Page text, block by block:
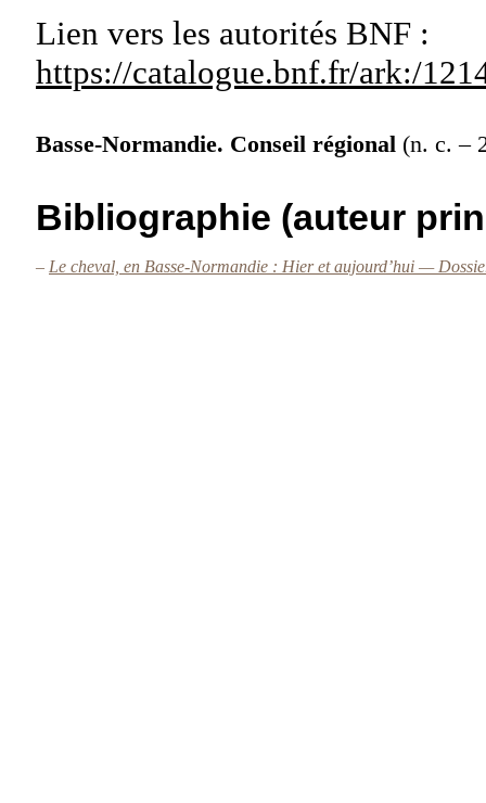
Lien vers les autorités BNF :
https://catalogue.bnf.fr/ark:/
Basse-Normandie. Conseil régional (n. c. –
Bibliographie (auteur
– Le cheval, en Basse-Normandie : Hier et aujourd’hui —